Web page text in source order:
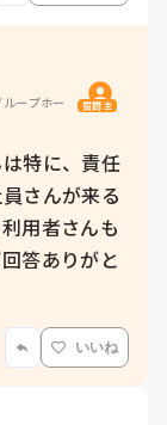
ープホー 質問主
特に、責任
さんが来る
用者さんも
答ありがと
いいね